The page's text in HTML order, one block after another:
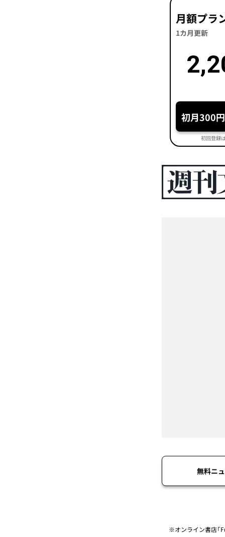
月額プラ
1カ月更新
初月300
初回登録
無料ニ
※オンライン書店「